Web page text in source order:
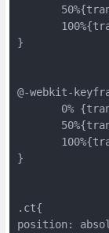
}
@-webkit-
0%
}
.ct{
position: